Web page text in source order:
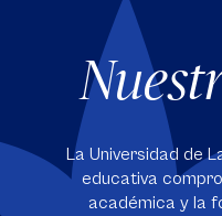
La Universidad de
educativa
académica y la